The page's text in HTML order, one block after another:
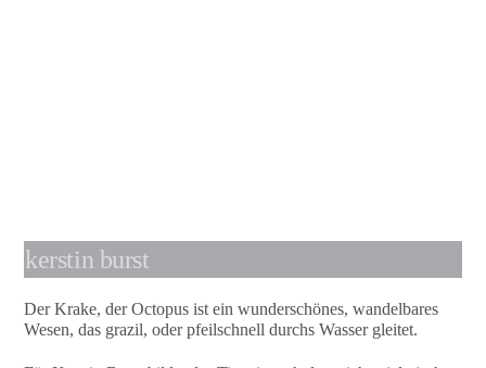
kerstin burst
Der Krake, der Octopus ist ein wunderschönes, wandelbares
Wesen, das grazil, oder pfeilschnell durchs Wasser gleitet.